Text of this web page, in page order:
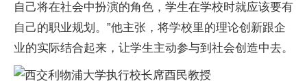
自己将在社会中扮演的角色，学生在学校时就应该要有
自己的职业规划。”他主张，将学校里的理论创新跟企
业的实际结合起来，让学生主动参与到社会创造中去。